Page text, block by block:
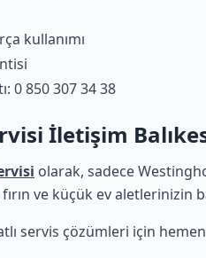
kullanımı
0 850 307 34 38
İletişim
olarak, sadece
ve küçük ev aletlerinizin
servis çözümleri için